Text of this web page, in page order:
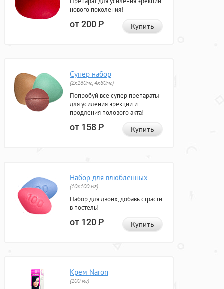
нового поколения!
от 200Р Купить
Супер набор
(2х160мг, 4х80мг)
Попробуй все супер препараты
для усиления эрекции и
продления полового акта!
от 158Р Купить
Набор для влюбленных
(10х100 мг)
Набор для двоих, добавь страсти
в постель!
от 120Р Купить
Крем Naron
(100 мг)